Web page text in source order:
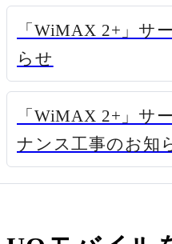
「WiMAX 2+」サ
らせ
「WiMAX 2+」サ
ナンス工事のお知